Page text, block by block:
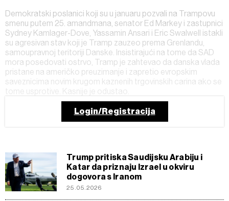
Demokratski poslanici koji su u januaru pozvali na Trampovu
smenu putem 25. amandmana, senator Ed Markey i zastupnici
Sydney Kamlager-Dove, Yassamin Ansari i Eric Swalwell istakli
su agresivan stav koji je Tramp zauzeo prema Grenlandu,
samoupravnoj teritoriji Danske. Insistirajući na tome da SAD
mora posedovati ostrvo, Tramp je zahtevao da danska vlada
pristane na američko preuzimanje i zapretio evropskim
saveznicima novim krugom kaznenih trgovinskih carina ako se
Login/Registracija
Trump pritiska Saudijsku Arabiju i
Katar da priznaju Izrael u okviru
dogovora s Iranom
25.05.2026